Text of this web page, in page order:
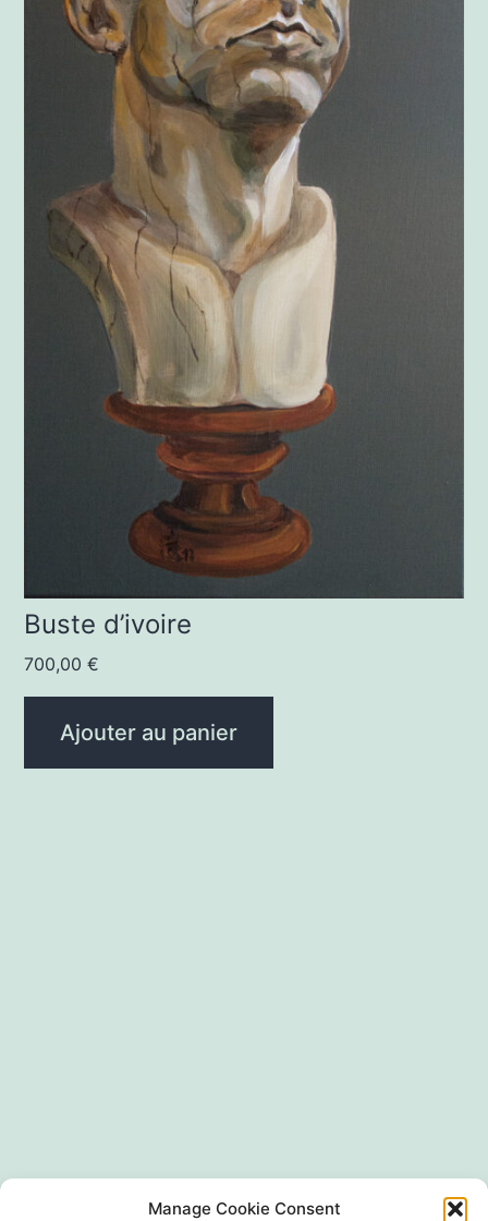
Manage Cookie Consent
Buste d’ivoire
700,00€
Ajouter au panier
SIRET 497 594 416 00024